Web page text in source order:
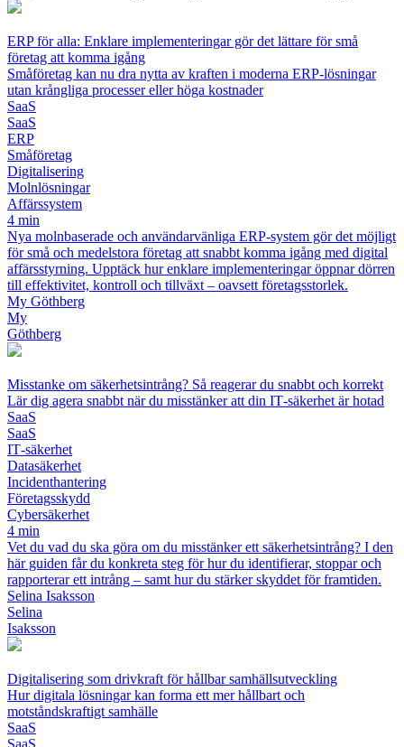
ERP för alla: Enklare implementeringar gör det lättare för små
företag att komma igång
Småföretag kan nu dra nytta av kraften i moderna ERP-lösningar
utan krångliga processer eller höga kostnader
SaaS
SaaS
ERP
Småföretag
Digitalisering
Molnlösningar
Affärssystem
4 min
Nya molnbaserade och användarvänliga ERP-system gör det möjligt
för små och medelstora företag att snabbt komma igång med digital
affärsstyrning. Upptäck hur enklare implementeringar öppnar dörren
till effektivitet, kontroll och tillväxt – oavsett företagsstorlek.
My Göthberg
My
Göthberg
Misstanke om säkerhetsintrång? Så reagerar du snabbt och korrekt
Lär dig agera snabbt när du misstänker att din IT‑säkerhet är hotad
SaaS
SaaS
IT‑säkerhet
Datasäkerhet
Incidenthantering
Företagsskydd
Cybersäkerhet
4 min
Vet du vad du ska göra om du misstänker ett säkerhetsintrång? I den
här guiden får du konkreta steg för hur du identifierar, stoppar och
rapporterar ett intrång – samt hur du stärker skyddet för framtiden.
Selina Isaksson
Selina
Isaksson
Digitalisering som drivkraft för hållbar samhällsutveckling
Hur digitala lösningar kan forma ett mer hållbart och
motståndskraftigt samhälle
SaaS